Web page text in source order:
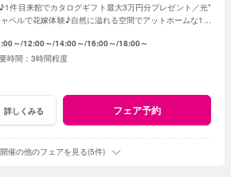
件目来館でカタログギフト最大3万円分プレゼント／光*
ペルで花嫁体験♪自然に溢れる空間でアットホームな1日
～ 12:00～ 14:00～ 16:00～ 18:00～
3時間程度
詳しくみる フェア予約
催の他のフェアを見る(5件)